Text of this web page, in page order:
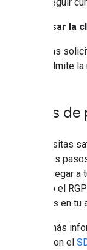
Evita usar la
Las
admite
Leyes
Si necesitas
sigue los
para agregar
EE.UU. o el
anuncios en tu
Obtén más
RGPD con el